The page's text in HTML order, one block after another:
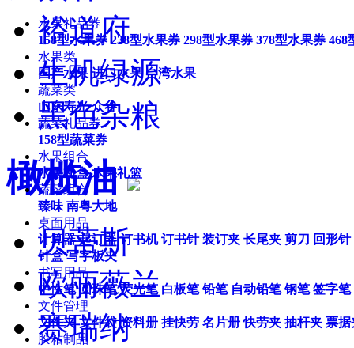
水果礼品券
158型水果券 238型水果券 298型水果券 378型水果券 468
水果类
国产水果 进口水果 台湾水果
蔬菜类
山东寿光 众谷
蔬菜礼品券
158型蔬菜券
水果组合
水果礼盒 水果礼篮
蔬菜组合
臻味 南粤大地
桌面用品
计算器 起订器 订书机 订书针 装订夹 长尾夹 剪刀 回形针
针盒 写字板夹
书写用品
中性笔 圆珠笔 荧光笔 白板笔 铅笔 自动铅笔 钢笔 签字笔
文件管理
文件夹 文件袋 资料册 挂快劳 名片册 快劳夹 抽杆夹 票据
胶粘制品
裕道府
生机绿源
黑色杂粮
橄榄油
贝蒂斯
欧丽薇兰
赛瑞纳